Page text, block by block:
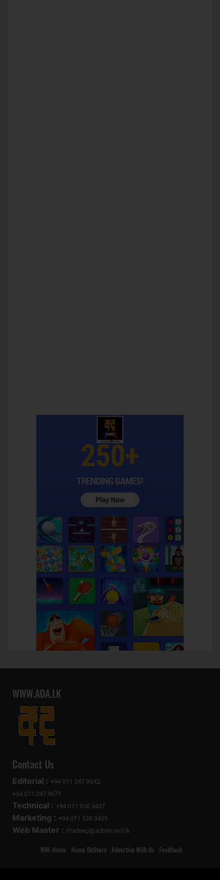
WWW.ADA.LK
Contact Us
Editorial : +94 011 247 9642,
+94 011 247 9671
Technical : +94 011 538 3437
Marketing : +94 011 538 3439
Web Master : Pradeep@admin.wnl.lk
WNL Home Home Delivery Advertise With Us Feedback